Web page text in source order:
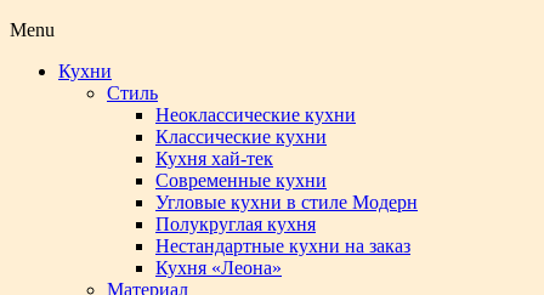
Menu
Кухни
Стиль
Неоклассические кухни
Классические кухни
Кухня хай-тек
Современные кухни
Угловые кухни в стиле Модерн
Полукруглая кухня
Нестандартные кухни на заказ
Кухня «Леона»
Материал